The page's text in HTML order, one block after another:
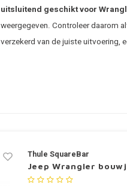
uitsluitend geschikt voor
weergegeven. Controleer daarom
verzekerd van de juiste uitvoering,
Thule SquareBar
Jeep Wrangler